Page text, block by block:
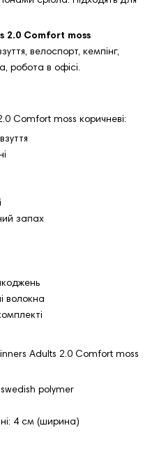
2.0 Comfort moss
велоспорт, кемпінг,
робота в офісі.
Comfort moss коричневі:
запах
волокна
Adults 2.0 Comfort moss
polymer
4 см (ширина)